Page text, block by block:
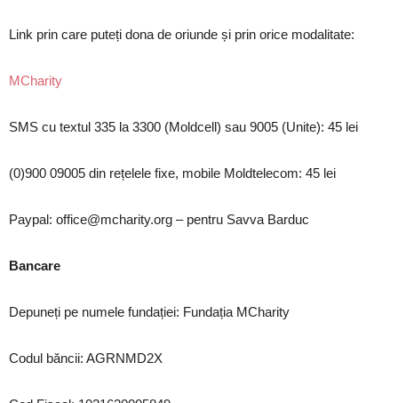
Link prin care puteți dona de oriunde și prin orice modalitate:
MCharity
SMS cu textul 335 la 3300 (Moldcell) sau 9005 (Unite): 45 lei
(0)900 09005 din rețelele fixe, mobile Moldtelecom: 45 lei
Paypal: office@mcharity.org – pentru Savva Barduc
Bancare
Depuneți pe numele fundației: Fundația MCharity
Codul băncii: AGRNMD2X